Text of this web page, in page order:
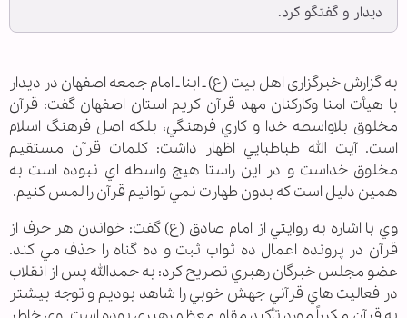
ديدار و گفتگو کرد.
به گزارش خبرگزاری اهل بیت (ع) ـ ابنا ـ امام جمعه اصفهان در ديدار
با هيأت امنا وکارکنان مهد قرآن کريم استان اصفهان گفت: قرآن
مخلوق بلاواسطه خدا و کاري فرهنگي، بلکه اصل فرهنگ اسلام
است. آيت الله طباطبايي اظهار داشت: کلمات قرآن مستقيم
مخلوق خداست و در اين راستا هيچ واسطه اي نبوده است به
همين دليل است که بدون طهارت نمي توانيم قرآن را لمس کنيم.
وي با اشاره به روايتي از امام صادق (ع) گفت: خواندن هر حرف از
قرآن در پرونده اعمال ده ثواب ثبت و ده گناه را حذف مي کند.
عضو مجلس خبرگان رهبري تصريح کرد: به حمدالله پس از انقلاب
در فعاليت هاي قرآني جهش خوبي را شاهد بوديم و توجه بيشتر